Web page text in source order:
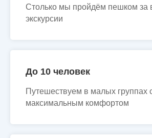
Столько мы пройдём пешком за
экскурсии
До 10 человек
Путешествуем в малых группах
максимальным комфортом